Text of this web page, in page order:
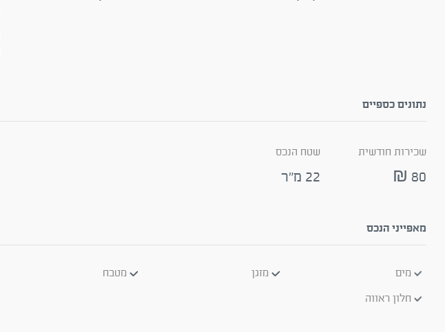
נתונים כספיים
שכירות חודשית
80 ₪
שטח הנכס
22 מ"ר
מאפייני הנכס
מים מזגן
מטבח
חלון ראווה